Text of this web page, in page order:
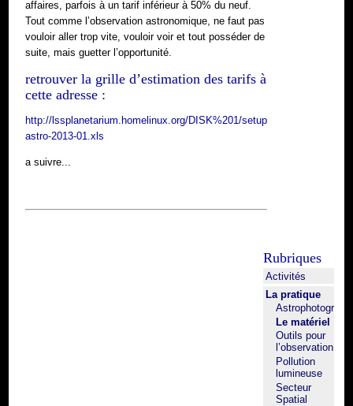
affaires, parfois à un tarif inférieur à 50% du neuf.
Tout comme l’observation astronomique, ne faut pas
vouloir aller trop vite, vouloir voir et tout posséder de
suite, mais guetter l’opportunité.
retrouver la grille d’estimation des tarifs à
cette adresse :
http://lssplanetarium.homelinux.org/DISK%201/setup-
astro-2013-01.xls
a suivre...
Rubriques
Activités
La pratique
Le matériel
Outils pour
l’observation
Pollution
lumineuse
Secteur
Spatial